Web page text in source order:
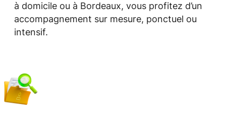
à domicile ou à Bordeaux, vous profitez d’un
accompagnement sur mesure, ponctuel ou
intensif.